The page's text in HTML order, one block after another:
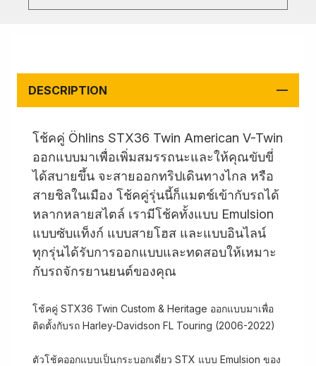
DESCRIPTION
โช้คคู่ Öhlins STX36 Twin American V-Twin
ออกแบบมาเพื่อเพิ่มสมรรถนะและให้คุณขับขี่
ได้สบายขึ้น จะสายออกทริปเดินทางไกล หรือ
สายชิลในเมือง โช้คคู่รุ่นนี้ก็แมตช์เข้ากับรถได้
หลากหลายสไตล์ เรามีโช้คทั้งแบบ Emulsion
แบบซับแท็งก์ แบบสายโฮส และแบบอินไลน์
ทุกรุ่นได้รับการออกแบบและทดสอบให้เหมาะ
กับรถจักรยานยนต์ของคุณ
โช้คคู่ STX36 Twin Custom & Heritage ออกแบบมาเพื่อ
ติดตั้งกับรถ Harley-Davidson FL Touring (2006-2022)
ตัวโช้คออกแบบเป็นกระบอกเดี่ยว STX แบบ Emulsion ของ